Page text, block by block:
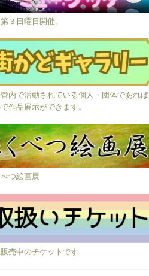
３日曜日開催。
内で活動されている個人・団体であれば
作品展示ができます。
つ絵画展
売中のチケットです